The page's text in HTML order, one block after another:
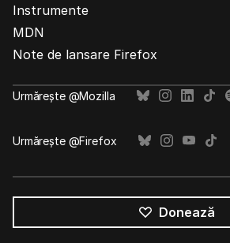
Instrumente
MDN
Note de lansare Firefox
Urmărește @Mozilla
Urmărește @Firefox
Donează